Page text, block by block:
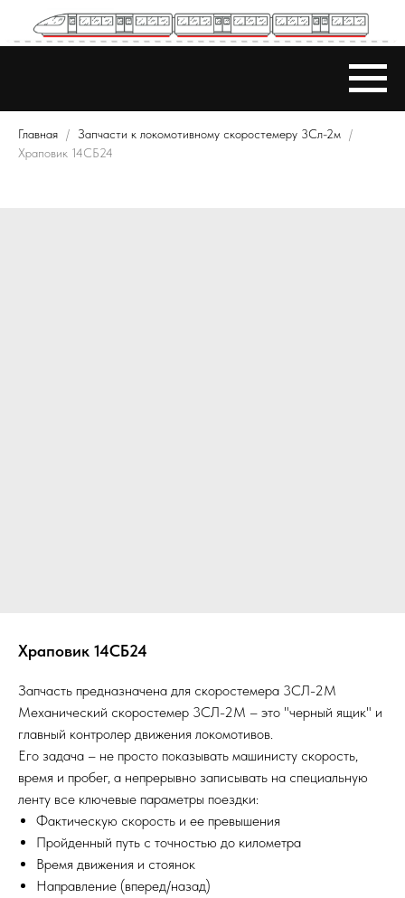
Главная
Запчасти к локомотивному скоростемеру 3Сл-2м
Храповик 14СБ24
Храповик 14СБ24
Запчасть предназначена для скоростемера 3СЛ-2М
Механический скоростемер 3СЛ-2М – это "черный ящик" и
главный контролер движения локомотивов.
Его задача – не просто показывать машинисту скорость,
время и пробег, а непрерывно записывать на специальную
ленту все ключевые параметры поездки:
Фактическую скорость и ее превышения
Пройденный путь с точностью до километра
Время движения и стоянок
Направление (вперед/назад)